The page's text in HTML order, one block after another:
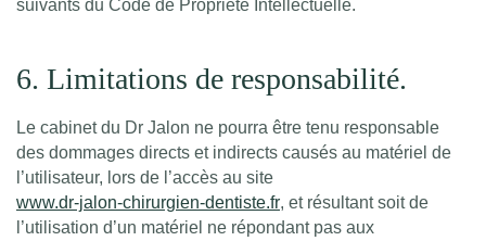
suivants du Code de Propriété Intellectuelle.
6. Limitations de responsabilité.
Le cabinet du Dr Jalon ne pourra être tenu responsable
des dommages directs et indirects causés au matériel de
l’utilisateur, lors de l’accès au site
www.dr-jalon-chirurgien-dentiste.fr, et résultant soit de
l’utilisation d’un matériel ne répondant pas aux